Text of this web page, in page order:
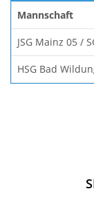
Mannschaft
JSG Mainz 05 /
HSG Bad